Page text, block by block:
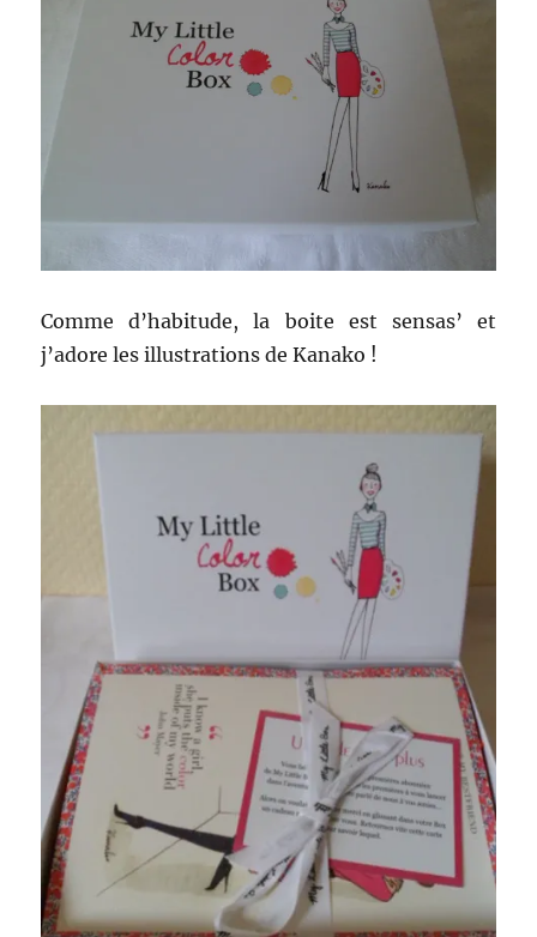
Comme d’habitude, la boite est sensas’ et
j’adore les illustrations de Kanako !